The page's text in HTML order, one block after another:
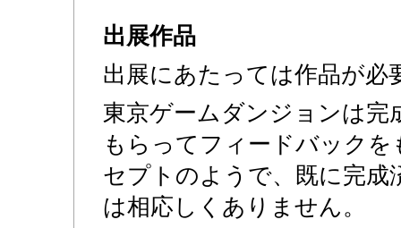
出展作品
出展にあたっては作品が必
東京ゲームダンジョンは完
もらってフィードバック
セプトのようで、既に完成
は相応しくありません。